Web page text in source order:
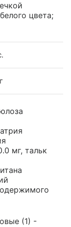
цвета;
мг, тальк
(1) -